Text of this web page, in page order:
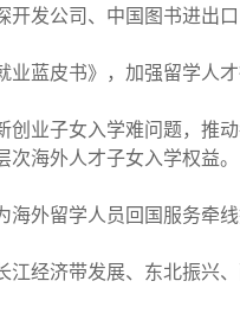
开发公司、中国图书进出
业蓝皮书》，加强留学人
创业子女入学难问题，推
海外人才子女入学权益。
海外留学人员回国服务牵
江经济带发展、东北振兴